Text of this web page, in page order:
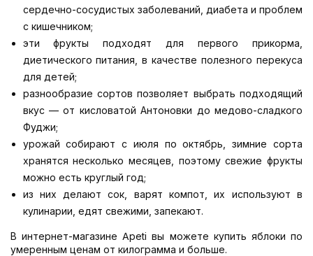
сердечно-сосудистых заболеваний, диабета и проблем
с кишечником;
эти фрукты подходят для первого прикорма,
диетического питания, в качестве полезного перекуса
для детей;
разнообразие сортов позволяет выбрать подходящий
вкус — от кисловатой Антоновки до медово-сладкого
Фуджи;
урожай собирают с июля по октябрь, зимние сорта
хранятся несколько месяцев, поэтому свежие фрукты
можно есть круглый год;
из них делают сок, варят компот, их используют в
кулинарии, едят свежими, запекают.
В интернет-магазине Apeti вы можете купить яблоки по
умеренным ценам от килограмма и больше.